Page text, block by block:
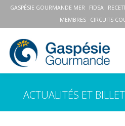
GASPÉSIE GOURMANDE MER FIDSA
MEMBRES
CIRCUITS
ACTUALITÉS ET